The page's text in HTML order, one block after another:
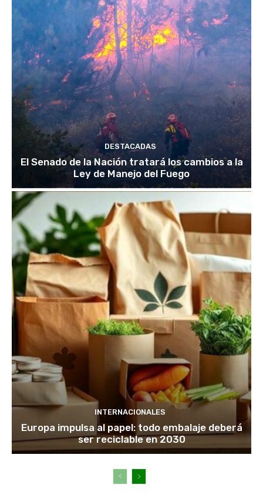
DESTACADAS
El Senado de la Nación tratará los cambios a la
Ley de Manejo del Fuego
INTERNACIONALES
Europa impulsa al papel: todo embalaje deberá
ser reciclable en 2030